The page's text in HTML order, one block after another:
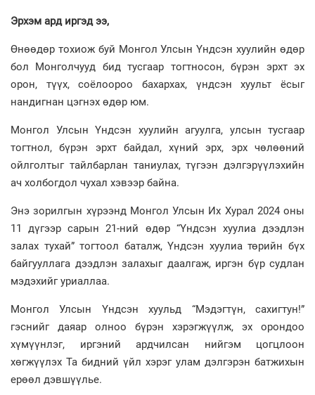
Эрхэм ард иргэд ээ,
Өнөөдөр тохиож буй Монгол Улсын Үндсэн хуулийн өдөр
бол Монголчууд бид тусгаар тогтносон, бүрэн эрхт эх
орон, түүх, соёлоороо бахархах, үндсэн хуульт ёсыг
нандигнан цэгнэх өдөр юм.
Монгол Улсын Үндсэн хуулийн агуулга, улсын тусгаар
тогтнол, бүрэн эрхт байдал, хүний эрх, эрх чөлөөний
ойлголтыг тайлбарлан таниулах, түгээн дэлгэрүүлэхийн
ач холбогдол чухал хэвээр байна.
Энэ зорилгын хүрээнд Монгол Улсын Их Хурал 2024 оны
11 дүгээр сарын 21-ний өдөр “Үндсэн хуулиа дээдлэн
залах тухай” тогтоол баталж, Үндсэн хуулиа төрийн бүх
байгууллага дээдлэн залахыг даалгаж, иргэн бүр судлан
мэдэхийг уриаллаа.
Монгол Улсын Үндсэн хуульд “Мэдэгтүн, сахигтун!”
гэснийг даяар олноо бүрэн хэрэгжүүлж, эх орондоо
хүмүүнлэг, иргэний ардчилсан нийгэм цогцлоон
хөгжүүлэх Та бидний үйл хэрэг улам дэлгэрэн батжихын
ерөөл дэвшүүлье.